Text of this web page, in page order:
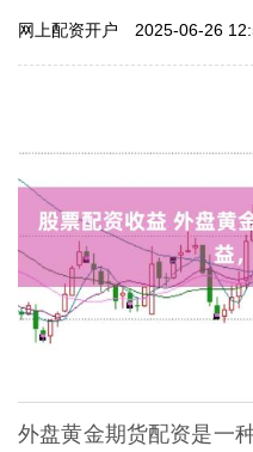
网上配资开户 2025-06-26
外盘黄金期货配资是一